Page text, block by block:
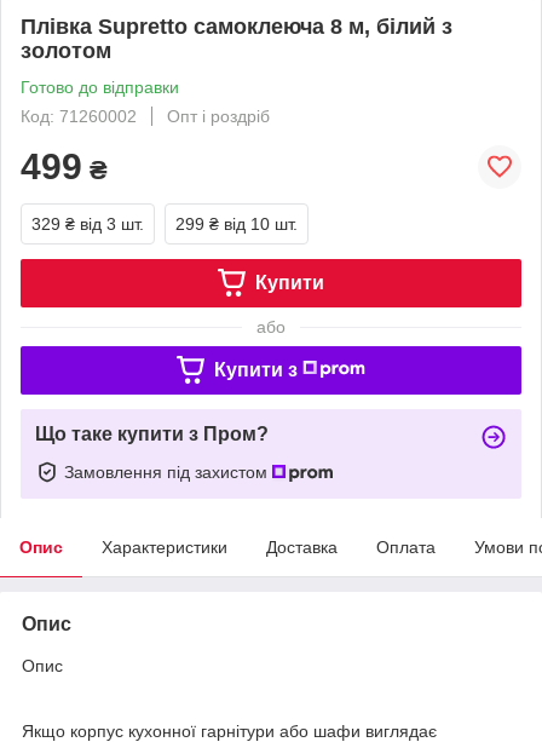
Плівка Supretto самоклеюча 8 м, білий з
золотом
Готово до відправки
Код: 71260002
Опт і роздріб
499 ₴
329 ₴ від 3 шт. 299 ₴ від 10 шт.
Купити
або
Купити з
Що таке купити з Пром?
Замовлення під захистом
Опис Характеристики Доставка Оплата Умови
Опис
Опис
Якщо корпус кухонної гарнітури або шафи виглядає